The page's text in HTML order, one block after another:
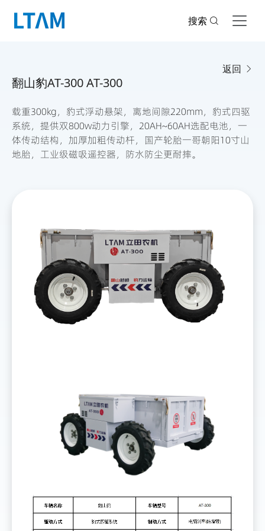
搜索
返回
翻山豹AT-300 AT-300
载重300kg，豹式浮动悬架，离地间隙220mm，豹式四驱
系统，提供双800w动力引擎，20AH~60AH选配电池，一
体传动结构，加厚加粗传动杆，国产轮胎一哥朝阳10寸山
地胎，工业级磁吸遥控器，防水防尘更耐摔。